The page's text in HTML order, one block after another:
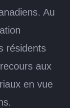
Au
résidents
aux
en vue